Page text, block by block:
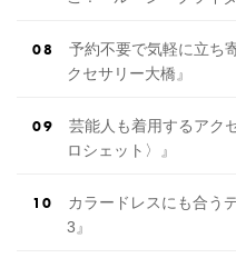
予約不要で気軽に立ち
クセサリー大橋』
芸能人も着用するアク
ロシェット〉』
カラードレスにも合う
3』